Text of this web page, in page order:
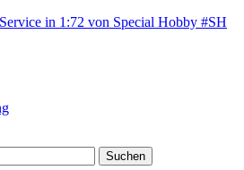
in 1:72 von Special Hobby #SH
Suchen